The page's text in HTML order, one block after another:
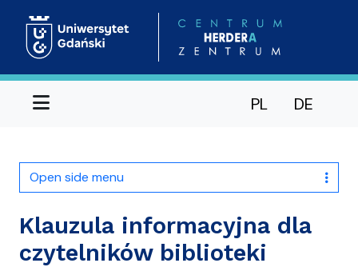
Menu PL DE
Open side menu
Klauzula informacyjna dla
czytelników biblioteki